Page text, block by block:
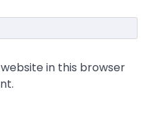
in this browser